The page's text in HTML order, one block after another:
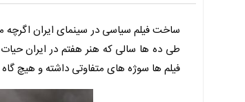
ساخت فیلم سیاسی در سینمای ایران
طی ده ها سالی که هنر هفتم در ایران
فیلم ها سوژه های متفاوتی داشته و هیچ